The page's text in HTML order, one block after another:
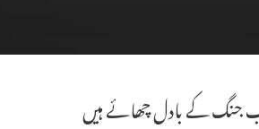
اب جنگ کے بادل چھائے ہیں